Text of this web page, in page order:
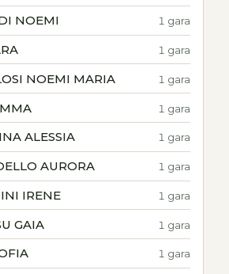
NOEMI 1 gara
1 gara
NOEMI MARIA 1 gara
1 gara
ALESSIA 1 gara
AURORA 1 gara
IRENE 1 gara
GAIA 1 gara
1 gara